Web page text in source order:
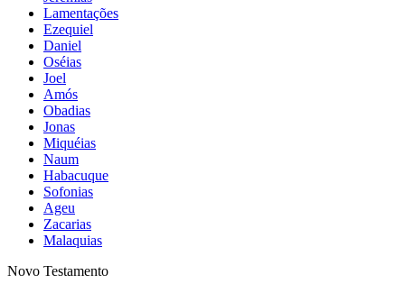
Lamentações
Ezequiel
Daniel
Oséias
Joel
Amós
Obadias
Jonas
Miquéias
Naum
Habacuque
Sofonias
Ageu
Zacarias
Malaquias
Novo Testamento